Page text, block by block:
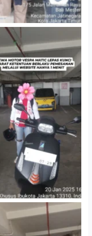
Cityplaza Jatinegara
Gedung Parkir P6A